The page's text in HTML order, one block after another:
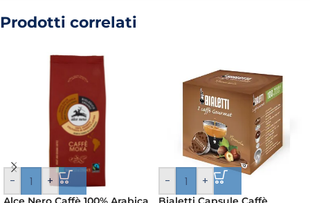
Prodotti correlati
- + - +